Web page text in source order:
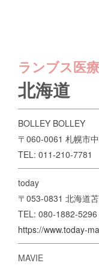
ランブス医
北海道
BOLLEY BOLLEY
〒060-0061 札幌市
TEL: 011-210-7781
today
〒053-0831 北海道
TEL: 080-1882-
https://www.today-
MAVIE